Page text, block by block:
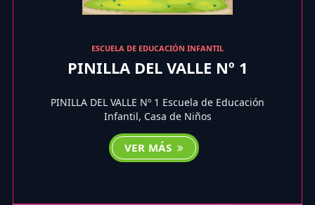
ESCUELA DE EDUCACIÓN INFANTIL
PINILLA DEL VALLE Nº 1
PINILLA DEL VALLE Nº 1 Escuela de Educación
Infantil, Casa de Niños
VER MÁS